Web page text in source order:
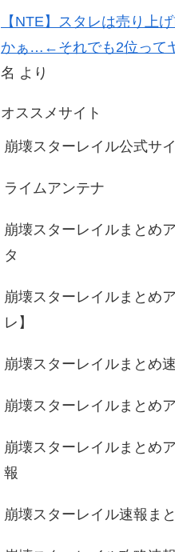
【NTE】スタレは売り上
かぁ…←それでも2位って
名 より
オススメサイト
崩壊スターレイル公式サ
ライムアンテナ
崩壊スターレイルまとめ
タ
崩壊スターレイルまとめ
レ】
崩壊スターレイルまとめ
崩壊スターレイルまとめ
崩壊スターレイルまとめ
報
崩壊スターレイル速報ま